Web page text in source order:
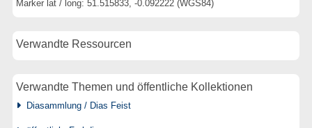
Marker lat / long: 51.515833, -0.092222 (WGS84)
Verwandte Ressourcen
Verwandte Themen und öffentliche Kollektionen
Diasammlung / Dias Feist